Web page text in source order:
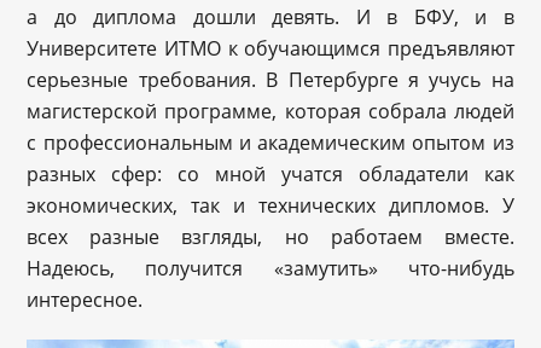
а до диплома дошли девять. И в БФУ, и в
Университете ИТМО к обучающимся предъявляют
серьезные требования. В Петербурге я учусь на
магистерской программе, которая собрала людей
с профессиональным и академическим опытом из
разных сфер: со мной учатся обладатели как
экономических, так и технических дипломов. У
всех разные взгляды, но работаем вместе.
Надеюсь, получится «замутить» что-нибудь
интересное.